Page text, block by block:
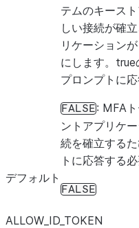
テムのキース
しい接続が確
リケーション
にします。
プロンプトに
FALSE: MFA
ントアプリケ
続を確立する
トに応答する
デフォルト
FALSE
ALLOW_ID_TOKEN